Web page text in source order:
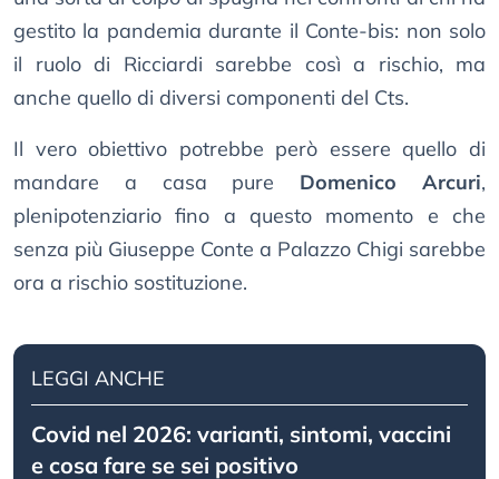
gestito la pandemia durante il Conte-bis: non solo
il ruolo di Ricciardi sarebbe così a rischio, ma
anche quello di diversi componenti del Cts.
Il vero obiettivo potrebbe però essere quello di
mandare a casa pure Domenico Arcuri,
plenipotenziario fino a questo momento e che
senza più Giuseppe Conte a Palazzo Chigi sarebbe
ora a rischio sostituzione.
LEGGI ANCHE
Covid nel 2026: varianti, sintomi, vaccini
e cosa fare se sei positivo